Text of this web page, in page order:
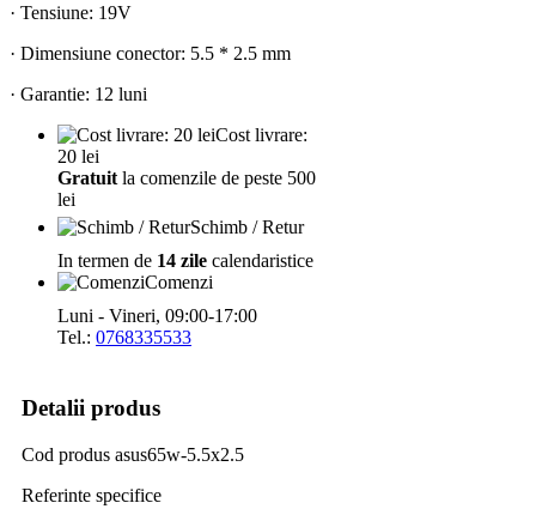
· Tensiune: 19V
· Dimensiune conector: 5.5 * 2.5 mm
· Garantie: 12 luni
Cost livrare:
20 lei
Gratuit la comenzile de peste 500
lei
Schimb / Retur
In termen de 14 zile calendaristice
Comenzi
Luni - Vineri, 09:00-17:00
Tel.: 0768335533
Detalii produs
Cod produs asus65w-5.5x2.5
Referinte specifice